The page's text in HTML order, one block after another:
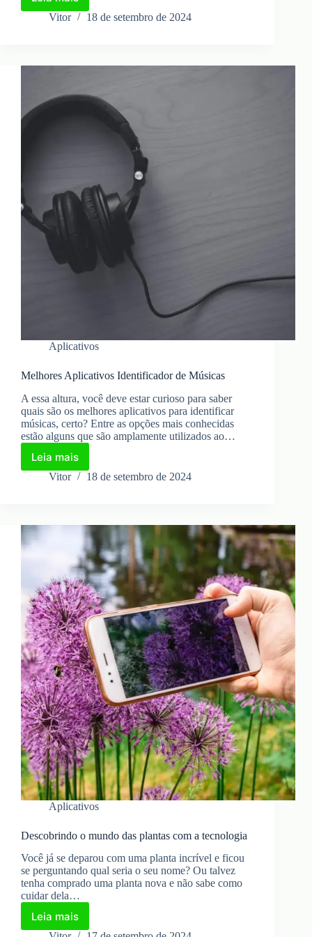
Descobrindo
o
com
tecnologia
Vitor 18 de setembro de 2024
Aplicativos
Melhores Aplicativos Identificador de Músicas
A essa altura, você deve estar curioso para saber
quais são os melhores aplicativos para identificar
músicas, certo? Entre as opções mais conhecidas
estão alguns que são amplamente utilizados ao…
Leia mais
Melhores
Aplicativos
Vitor 18 de setembro de 2024
Aplicativos
Descobrindo o mundo das plantas com a tecnologia
Você já se deparou com uma planta incrível e ficou
se perguntando qual seria o seu nome? Ou talvez
tenha comprado uma planta nova e não sabe como
cuidar dela…
Leia maisDescobrindo